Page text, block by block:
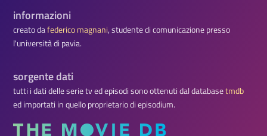
informazioni
creato dafederico magnani, studente di comunicazione presso
l'università di pavia.
sorgente dati
tutti i dati delle serie tv ed episodi sono ottenuti dal databasetmdb
ed importati in quello proprietario di episodium.